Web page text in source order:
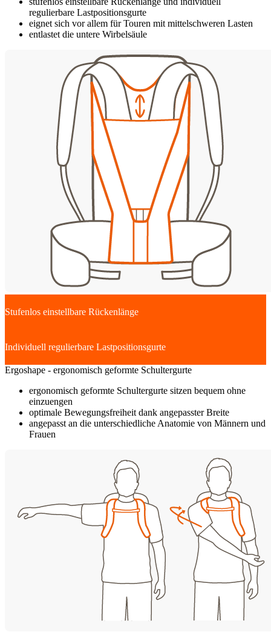
regulierbare Lastpositionsgurte
eignet sich vor allem für Touren mit mittelschweren Lasten
entlastet die untere Wirbelsäule
Stufenlos einstellbare Rückenlänge
Individuell regulierbare Lastpositionsgurte
Ergoshape - ergonomisch geformte Schultergurte
ergonomisch geformte Schultergurte sitzen bequem ohne
einzuengen
optimale Bewegungsfreiheit dank angepasster Breite
angepasst an die unterschiedliche Anatomie von Männern und
Frauen